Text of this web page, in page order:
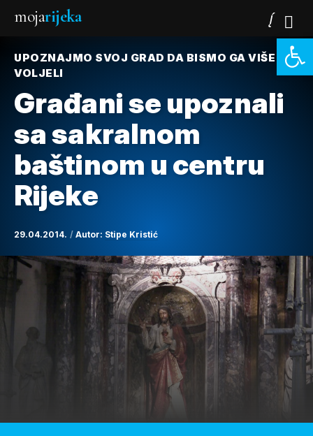
mojarijeka
UPOZNAJMO SVOJ GRAD DA BISMO GA VIŠE
VOLJELI
Građani se upoznali
sa sakralnom
baštinom u centru
Rijeke
29.04.2014. Autor: Stipe Kristić